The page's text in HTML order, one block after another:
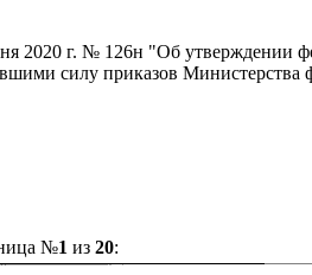
г. № 126н "Об утверждении
силу приказов
№1 из 20: